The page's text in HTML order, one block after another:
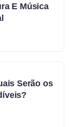
E Música
Serão os